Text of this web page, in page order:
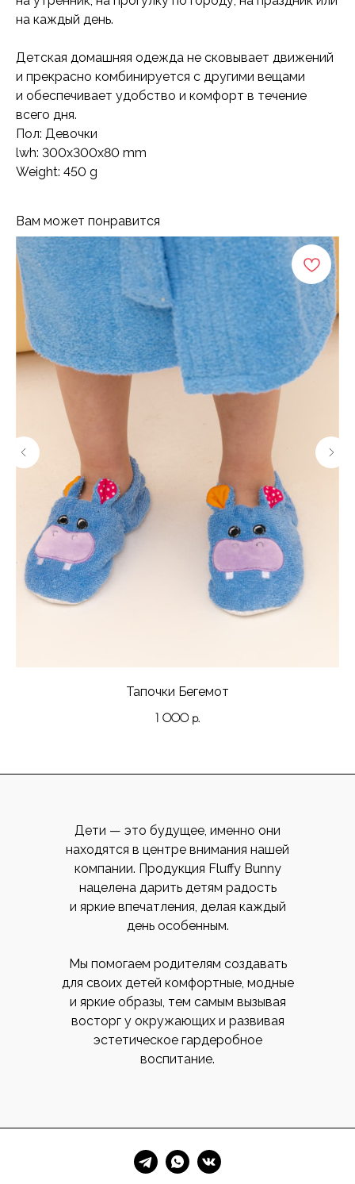
на каждый день.
Детская домашняя одежда не сковывает движений
и прекрасно комбинируется с другими вещами
и обеспечивает удобство и комфорт в течение
всего дня.
Пол: Девочки
lwh: 300x300x80 mm
Weight: 450 g
Вам может понравится
Тапочки Бегемот
1 000 р.
Дети — это будущее, именно они
находятся в центре внимания нашей
компании. Продукция Fluffy Bunny
нацелена дарить детям радость
и яркие впечатления, делая каждый
день особенным.
Мы помогаем родителям создавать
для своих детей комфортные, модные
и яркие образы, тем самым вызывая
восторг у окружающих и развивая
эстетическое гардеробное
воспитание.